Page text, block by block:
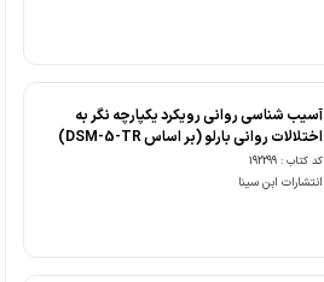
آسیب شناسی روانی رویکرد یکپارچه نگر به
اختلالات روانی بارلو (بر اساس DSM-5-TR)
کد کتاب : 192299
انتشارات ابن سینا